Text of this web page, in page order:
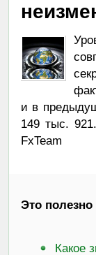
и в
149 тыс.
FxTeam
Это
Какое